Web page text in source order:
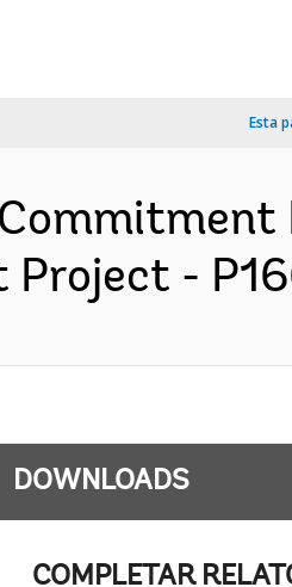
Esta
-
DOWNLOADS
COMPLETAR